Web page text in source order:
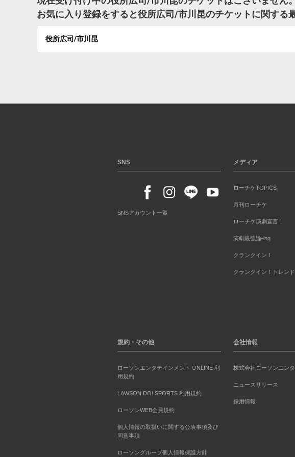
お気に入り登録をすると役所広司/市川昆のチケットに関する
役所広司/市川昆
SNS
SNSアカウント一覧
メディア
ローチケTOPICS
月刊ローチケ
ローチケ演劇宣言！
演劇最強論-ing
クランクイン！
クランクイン！トレンド
規約・その他
ローソンエンタテインメント ONLINE 利
用規約
LAWSON DO! SPORTS 利用規約
ローソンWEB会員規約
個人情報の取扱いに関する公表事項及び
同意事項
ローソングループ個人情報保護方針
会社情報
株式会社ローソンエン
ニュースリリース
採用情報